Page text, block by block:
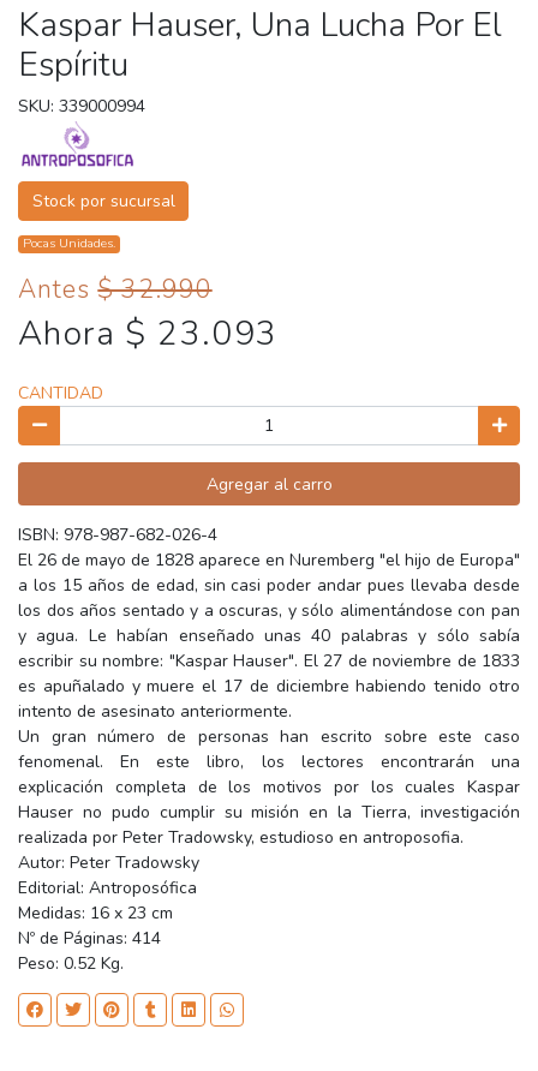
Kaspar Hauser, Una Lucha Por El
Espíritu
SKU: 339000994
Stock por sucursal
Pocas Unidades.
Antes$ 32.990
Ahora $ 23.093
CANTIDAD
Agregar al carro
ISBN: 978-987-682-026-4
El 26 de mayo de 1828 aparece en Nuremberg "el hijo de Europa"
a los 15 años de edad, sin casi poder andar pues llevaba desde
los dos años sentado y a oscuras, y sólo alimentándose con pan
y agua. Le habían enseñado unas 40 palabras y sólo sabía
escribir su nombre: "Kaspar Hauser". El 27 de noviembre de 1833
es apuñalado y muere el 17 de diciembre habiendo tenido otro
intento de asesinato anteriormente.
Un gran número de personas han escrito sobre este caso
fenomenal. En este libro, los lectores encontrarán una
explicación completa de los motivos por los cuales Kaspar
Hauser no pudo cumplir su misión en la Tierra, investigación
realizada por Peter Tradowsky, estudioso en antroposofia.
Autor: Peter Tradowsky
Editorial: Antroposófica
Medidas: 16 x 23 cm
Nº de Páginas: 414
Peso: 0.52 Kg.